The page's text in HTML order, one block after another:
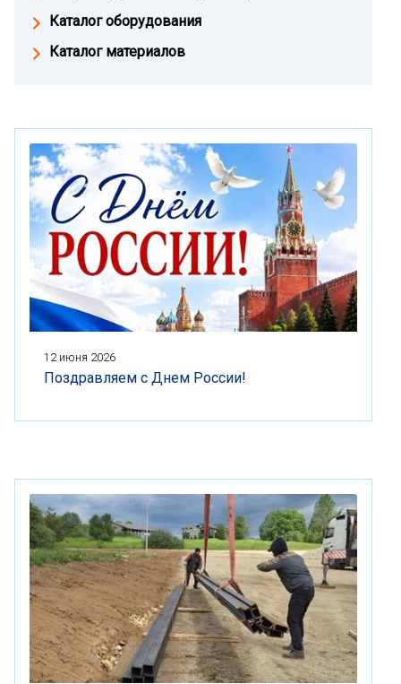
Каталог оборудования
Каталог материалов
12 июня 2026
Поздравляем с Днем России!